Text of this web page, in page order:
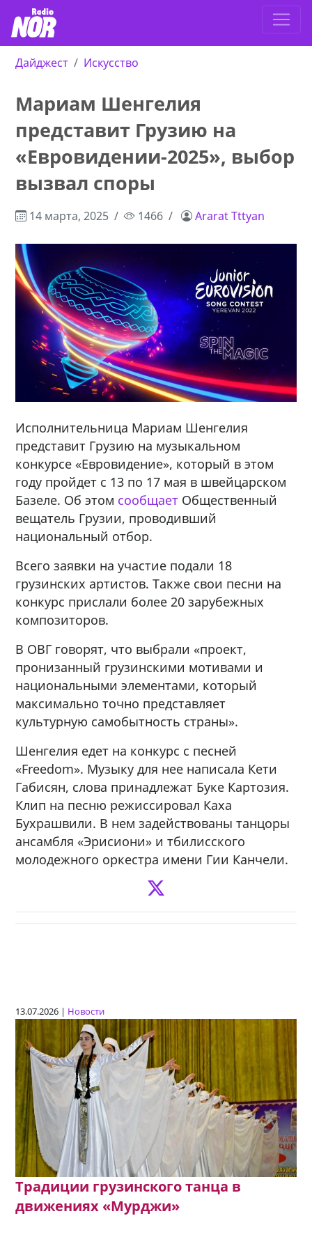
Дайджест Искусство
Мариам Шенгелия
представит Грузию на
«Евровидении-2025», выбор
вызвал споры
14 марта, 2025 1466 Ararat Tttyan
Исполнительница Мариам Шенгелия
представит Грузию на музыкальном
конкурсе «Евровидение», который в этом
году пройдет с 13 по 17 мая в швейцарском
Базеле. Об этом сообщает Общественный
вещатель Грузии, проводивший
национальный отбор.
Всего заявки на участие подали 18
грузинских артистов. Также свои песни на
конкурс прислали более 20 зарубежных
композиторов.
В ОВГ говорят, что выбрали «проект,
пронизанный грузинскими мотивами и
национальными элементами, который
максимально точно представляет
культурную самобытность страны».
Шенгелия едет на конкурс с песней
«Freedom». Музыку для нее написала Кети
Габисян, слова принадлежат Буке Картозия.
Клип на песню режиссировал Каха
Бухрашвили. В нем задействованы танцоры
ансамбля «Эрисиони» и тбилисского
молодежного оркестра имени Гии Канчели.
13.07.2026 | Новости
Традиции грузинского танца в
движениях «Мурджи»